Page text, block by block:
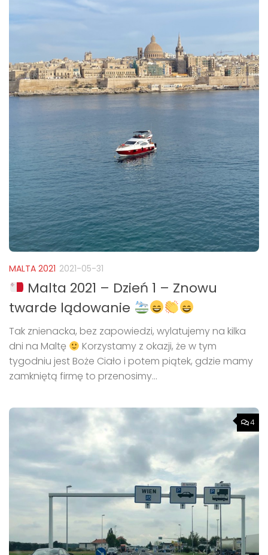
MALTA 2021 2021-05-31
Malta 2021 – Dzień 1 – Znowu
twarde lądowanie
Tak znienacka, bez zapowiedzi, wylatujemy na kilka
dni na Maltę
Korzystamy z okazji, że w tym
tygodniu jest Boże Ciało i potem piątek, gdzie mamy
zamkniętą firmę to przenosimy...
4